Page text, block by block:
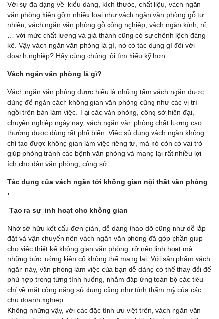
Với sự đa dạng về kiểu dáng, kích thước, chất liệu, vách ngăn
văn phòng hiện gồm nhiều loại như vách ngăn văn phòng gỗ tự
nhiên, vách ngăn văn phòng gỗ công nghiệp, vách ngăn kính, nỉ,
… với mức chất lượng và giá thành cũng có sự chênh lệch đáng
kể. Vậy vách ngăn văn phòng là gì, nó có tác dụng gì đối với
doanh nghiệp? Hãy cùng chúng tôi tìm hiểu kỹ hơn.
Vách ngăn văn phòng là gì?
Vách ngăn văn phòng được hiểu là những tấm vách ngăn được
dùng để ngăn cách không gian văn phòng cũng như các vị trí
ngồi trên bàn làm việc. Tại các văn phòng, công sở hiện đại,
chuyên nghiệp ngày nay, vách ngăn văn phòng chất lượng cao
thường được dùng rất phổ biến. Việc sử dụng vách ngăn không
chỉ tạo được không gian làm việc riêng tư, mà nó còn có vai trò
giúp phòng tránh các bệnh văn phòng và mang lại rất nhiều lợi
ích cho dân văn phòng, công sở.
Tác dụng của vách ngăn tới không gian nội thất văn phòng
;
Tạo ra sự linh hoạt cho không gian
Nhờ sở hữu kết cấu đơn giản, dễ dàng tháo dỡ cũng như dễ lắp
đặt và vận chuyển nên vách ngăn văn phòng đã góp phần giúp
cho việc thiết kế không gian văn phòng trở nên linh hoạt mà
những bức tường kiên cố không thể mang lại. Với sản phẩm vách
ngăn này, văn phòng làm việc của bạn dễ dàng có thể thay đổi để
phù hợp trong từng tình huống, nhằm đáp ứng toàn bộ các tiêu
chí về mặt công năng sử dụng cũng như tính thẩm mỹ của các
chủ doanh nghiệp.
Không những vậy, với các đặc tính ưu việt trên, vách ngăn văn